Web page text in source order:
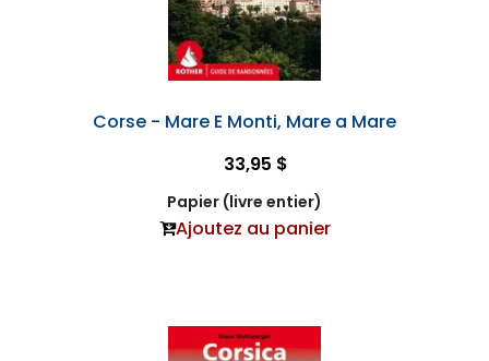
Corse - Mare E Monti, Mare a Mare
33,95 $
Papier (livre entier)
Ajoutez au panier